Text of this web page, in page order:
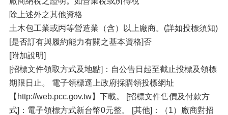
除上述外之其他資格
土木包工業或丙等營造業（含）以上廠商。(詳如投標須知)
[是否訂有與履約能力有關之基本資格]否
[附加說明]
[招標文件領取方式及地點]：自公告日起至截止投標及領標
期限日止。 電子領標逕上政府採購領投標網址
【http://web.pcc.gov.tw】下載。 [招標文件售價及付款方
式]：電子領標方式新台幣0元整。 [其他]：（1）廠商對招